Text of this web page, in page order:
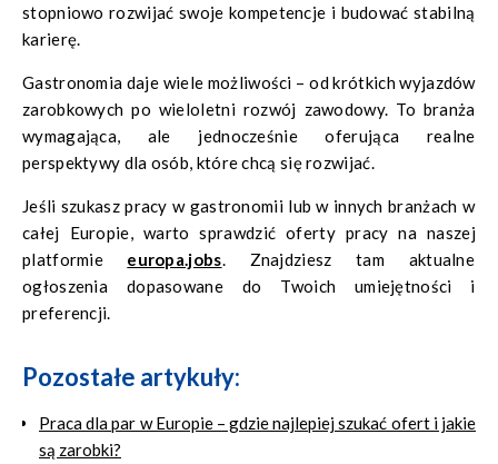
stopniowo rozwijać swoje kompetencje i budować stabilną
karierę.
Gastronomia daje wiele możliwości – od krótkich wyjazdów
zarobkowych po wieloletni rozwój zawodowy. To branża
wymagająca, ale jednocześnie oferująca realne
perspektywy dla osób, które chcą się rozwijać.
Jeśli szukasz pracy w gastronomii lub w innych branżach w
całej Europie, warto sprawdzić oferty pracy na naszej
platformie europa.jobs. Znajdziesz tam aktualne
ogłoszenia dopasowane do Twoich umiejętności i
preferencji.
Pozostałe artykuły:
Praca dla par w Europie – gdzie najlepiej szukać ofert i jakie
są zarobki?